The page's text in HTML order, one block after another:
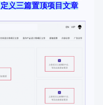
义三篇置顶项目文章